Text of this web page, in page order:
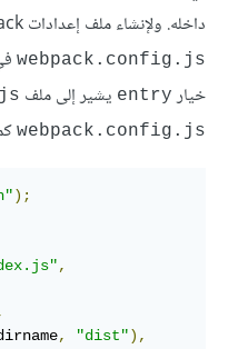
داخله. ولإنشاء ملف إعدادات Webpack، علينا إنشاء ملف
webpack.config.js
خيار entry يشير إلى ملف
webpack.config.js
);
,
, "dist"),